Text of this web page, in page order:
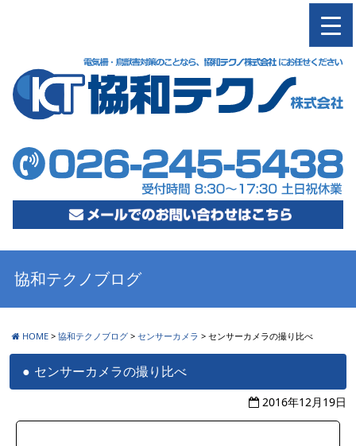
協和テクノブログ
HOME > 協和テクノブログ > センサーカメラ > センサーカメラの撮り比べ
センサーカメラの撮り比べ
2016年12月19日